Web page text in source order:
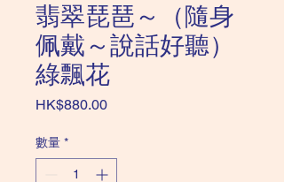
翡翠琵琶～（隨身
佩戴～說話好聽）
綠飄花
HK$880.00價
數量 *